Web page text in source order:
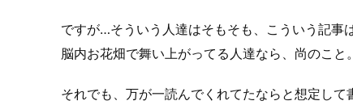
ですが…そういう人達はそもそも、こういう記事
脳内お花畑で舞い上がってる人達なら、尚のこと。
それでも、万が一読んでくれてたならと想定して